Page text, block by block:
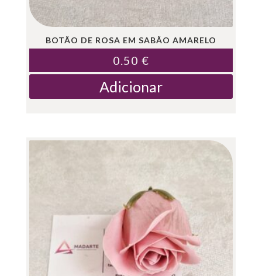
BOTÃO DE ROSA EM SABÃO AMARELO
0.50 €
Adicionar